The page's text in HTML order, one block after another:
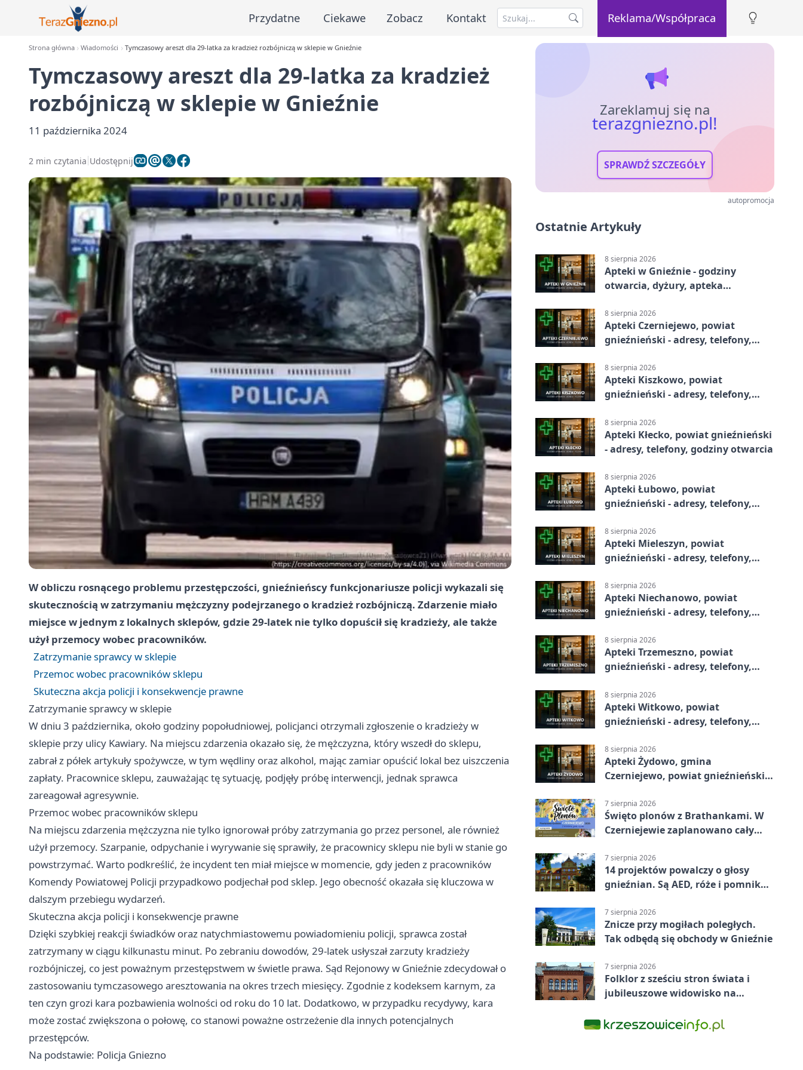
Przydatne Ciekawe Zobacz Kontakt Reklama/Współpraca
Strona główna Wiadomości Tymczasowy areszt dla 29-latka za kradzież rozbójniczą w sklepie w Gnieźnie
Tymczasowy areszt dla 29-latka za kradzież
rozbójniczą w sklepie w Gnieźnie
11 października 2024
2 min czytania Udostępnij
W obliczu rosnącego problemu przestępczości, gnieźnieńscy funkcjonariusze policji wykazali się
skutecznością w zatrzymaniu mężczyzny podejrzanego o kradzież rozbójniczą. Zdarzenie miało
miejsce w jednym z lokalnych sklepów, gdzie 29-latek nie tylko dopuścił się kradzieży, ale także
użył przemocy wobec pracowników.
Zatrzymanie sprawcy w sklepie
Przemoc wobec pracowników sklepu
Skuteczna akcja policji i konsekwencje prawne
Zatrzymanie sprawcy w sklepie
W dniu 3 października, około godziny popołudniowej, policjanci otrzymali zgłoszenie o kradzieży w
sklepie przy ulicy Kawiary. Na miejscu zdarzenia okazało się, że mężczyzna, który wszedł do sklepu,
zabrał z półek artykuły spożywcze, w tym wędliny oraz alkohol, mając zamiar opuścić lokal bez uiszczenia
zapłaty. Pracownice sklepu, zauważając tę sytuację, podjęły próbę interwencji, jednak sprawca
zareagował agresywnie.
Przemoc wobec pracowników sklepu
Na miejscu zdarzenia mężczyzna nie tylko ignorował próby zatrzymania go przez personel, ale również
użył przemocy. Szarpanie, odpychanie i wyrywanie się sprawiły, że pracownicy sklepu nie byli w stanie go
powstrzymać. Warto podkreślić, że incydent ten miał miejsce w momencie, gdy jeden z pracowników
Komendy Powiatowej Policji przypadkowo podjechał pod sklep. Jego obecność okazała się kluczowa w
dalszym przebiegu wydarzeń.
Skuteczna akcja policji i konsekwencje prawne
Dzięki szybkiej reakcji świadków oraz natychmiastowemu powiadomieniu policji, sprawca został
zatrzymany w ciągu kilkunastu minut. Po zebraniu dowodów, 29-latek usłyszał zarzuty kradzieży
rozbójniczej, co jest poważnym przestępstwem w świetle prawa. Sąd Rejonowy w Gnieźnie zdecydował o
zastosowaniu tymczasowego aresztowania na okres trzech miesięcy. Zgodnie z kodeksem karnym, za
ten czyn grozi kara pozbawienia wolności od roku do 10 lat. Dodatkowo, w przypadku recydywy, kara
może zostać zwiększona o połowę, co stanowi poważne ostrzeżenie dla innych potencjalnych
przestępców.
Na podstawie: Policja Gniezno
Zareklamuj się na
terazgniezno.pl!
SPRAWDŹ SZCZEGÓŁY
autopromocja
Ostatnie Artykuły
8 sierpnia 2026
Apteki w Gnieźnie - godziny
otwarcia, dyżury, apteka
8 sierpnia 2026
Apteki Czerniejewo, powiat
gnieźnieński - adresy, telefony,
8 sierpnia 2026
Apteki Kiszkowo, powiat
gnieźnieński - adresy, telefony,
8 sierpnia 2026
Apteki Kłecko, powiat gnieźnieński
- adresy, telefony, godziny otwarcia
8 sierpnia 2026
Apteki Łubowo, powiat
gnieźnieński - adresy, telefony,
8 sierpnia 2026
Apteki Mieleszyn, powiat
gnieźnieński - adresy, telefony,
8 sierpnia 2026
Apteki Niechanowo, powiat
gnieźnieński - adresy, telefony,
8 sierpnia 2026
Apteki Trzemeszno, powiat
gnieźnieński - adresy, telefony,
8 sierpnia 2026
Apteki Witkowo, powiat
gnieźnieński - adresy, telefony,
8 sierpnia 2026
Apteki Żydowo, gmina
Czerniejewo, powiat gnieźnieński -
7 sierpnia 2026
Święto plonów z Brathankami. W
Czerniejewie zaplanowano cały
7 sierpnia 2026
14 projektów powalczy o głosy
gnieźnian. Są AED, róże i pomnik
7 sierpnia 2026
Znicze przy mogiłach poległych.
Tak odbędą się obchody w Gnieźnie
7 sierpnia 2026
Folklor z sześciu stron świata i
jubileuszowe widowisko na